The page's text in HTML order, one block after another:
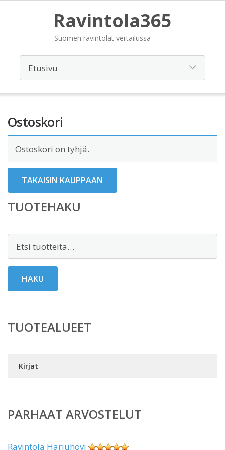
Ravintola365
Suomen ravintolat vertailussa
Ostoskori
Ostoskori on tyhjä.
TAKAISIN KAUPPAAN
TUOTEHAKU
HAKU
TUOTEALUEET
Kirjat
PARHAAT ARVOSTELUT
Ravintola Harjuhovi